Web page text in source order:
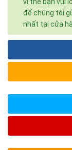
để chúng tôi
nhất tại cửa